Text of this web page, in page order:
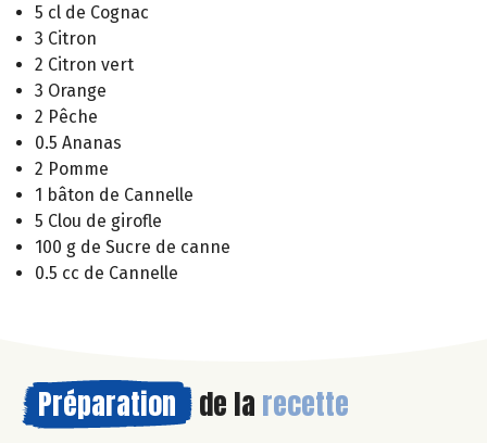
5 cl de Cognac
3 Citron
2 Citron vert
3 Orange
2 Pêche
0.5 Ananas
2 Pomme
1 bâton de Cannelle
5 Clou de girofle
100 g de Sucre de canne
0.5 cc de Cannelle
Préparation de la recette